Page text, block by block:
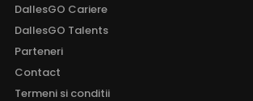
DallesGO Cariere
DallesGO Talents
Parteneri
Contact
Termeni si conditii